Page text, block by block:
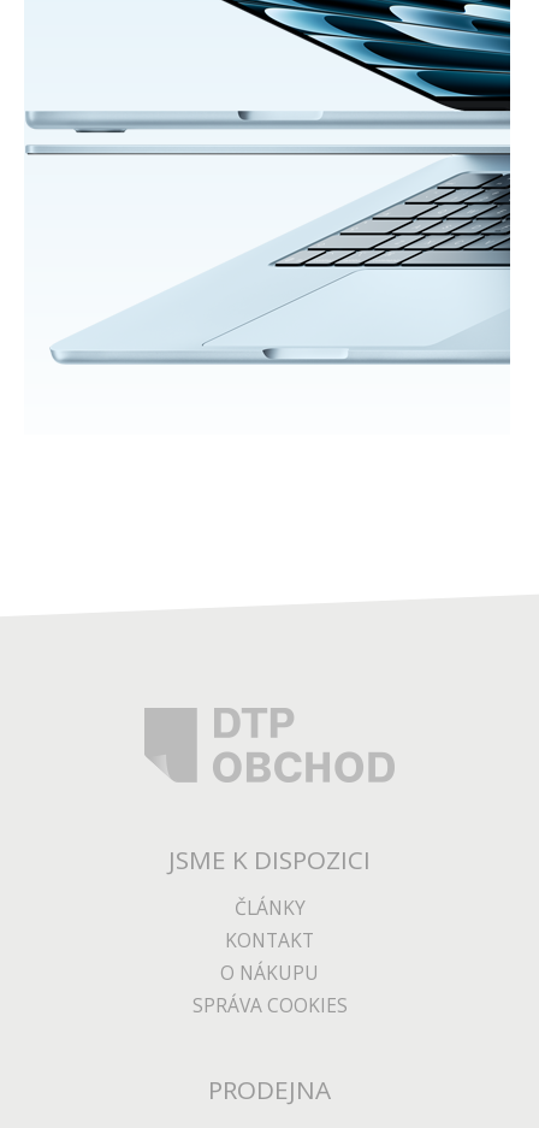
JSME K DISPOZICI
ČLÁNKY
KONTAKT
O NÁKUPU
SPRÁVA COOKIES
PRODEJNA